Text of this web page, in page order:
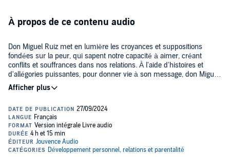
À propos de ce contenu audio
Don Miguel Ruiz met en lumière les croyances et suppositions
fondées sur la peur, qui sapent notre capacité à aimer, créant
conflits et souffrances dans nos relations. À l'aide d'histoires et
d'allégories puissantes, pour donner vie à son message, don Miguel
Ruiz nous indique comment guérir nos blessures émotionnelles,
comment recouvrer la liberté et la joie qui sont nos droits de
relations d'amour.
des engagements d'Hardigan.
©2017 Éditions Jouvence (P)2024 Jouvence Audio